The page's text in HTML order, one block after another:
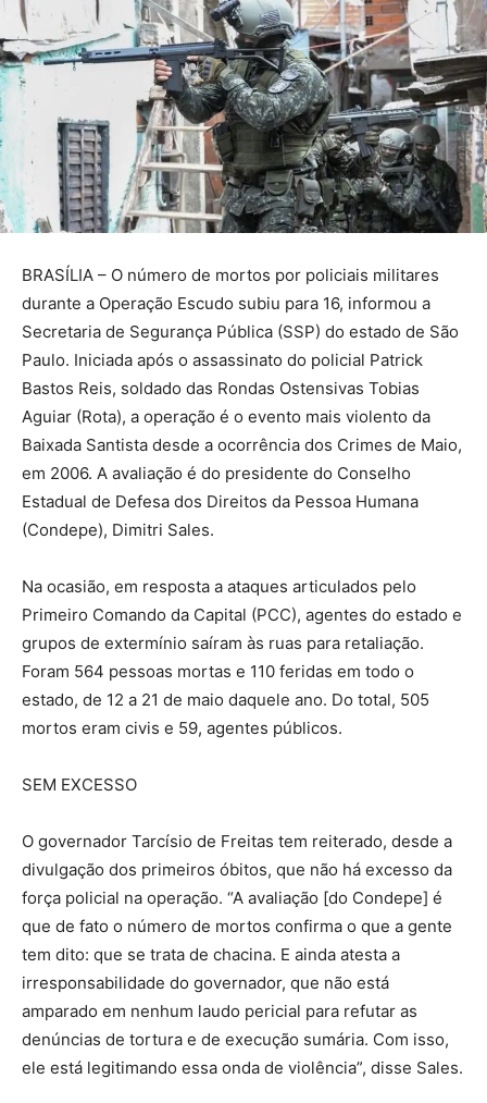
BRASÍLIA – O número de mortos por policiais militares
durante a Operação Escudo subiu para 16, informou a
Secretaria de Segurança Pública (SSP) do estado de São
Paulo. Iniciada após o assassinato do policial Patrick
Bastos Reis, soldado das Rondas Ostensivas Tobias
Aguiar (Rota), a operação é o evento mais violento da
Baixada Santista desde a ocorrência dos Crimes de Maio,
em 2006. A avaliação é do presidente do Conselho
Estadual de Defesa dos Direitos da Pessoa Humana
(Condepe), Dimitri Sales.
Na ocasião, em resposta a ataques articulados pelo
Primeiro Comando da Capital (PCC), agentes do estado e
grupos de extermínio saíram às ruas para retaliação.
Foram 564 pessoas mortas e 110 feridas em todo o
estado, de 12 a 21 de maio daquele ano. Do total, 505
mortos eram civis e 59, agentes públicos.
SEM EXCESSO
O governador Tarcísio de Freitas tem reiterado, desde a
divulgação dos primeiros óbitos, que não há excesso da
força policial na operação. “A avaliação [do Condepe] é
que de fato o número de mortos confirma o que a gente
tem dito: que se trata de chacina. E ainda atesta a
irresponsabilidade do governador, que não está
amparado em nenhum laudo pericial para refutar as
denúncias de tortura e de execução sumária. Com isso,
ele está legitimando essa onda de violência”, disse Sales.